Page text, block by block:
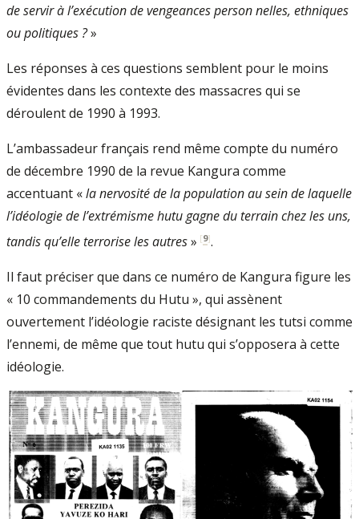
de servir à l’exécution de vengeances person­ nelles, ethniques
ou politiques ?»
Les réponses à ces questions semblent pour le moins
évidentes dans les contexte des massacres qui se
déroulent de 1990 à 1993.
L’ambassadeur français rend même compte du numéro
de décembre 1990 de la revue Kangura comme
accentuant «la nervosité de la population au sein de laquelle
l’idéologie de l’extrémisme hutu gagne du terrain chez les uns,
tandis qu’elle terrorise les autres» [9].
Il faut préciser que dans ce numéro de Kangura figure les
« 10 commandements du Hutu », qui assènent
ouvertement l’idéologie raciste désignant les tutsi comme
l’ennemi, de même que tout hutu qui s’opposera à cette
idéologie.